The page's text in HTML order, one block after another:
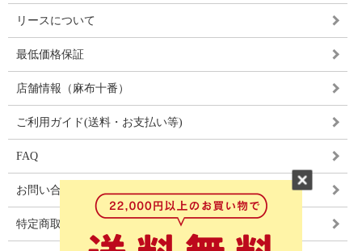
リースについて
最低価格保証
店舗情報（麻布十番）
ご利用ガイド(送料・お支払い等)
FAQ
お問い合わせ
特定商取引法に基づく表記